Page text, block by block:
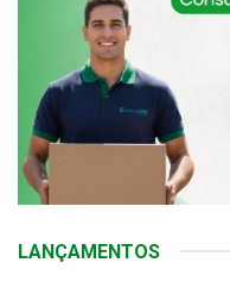
LANÇAMENTOS